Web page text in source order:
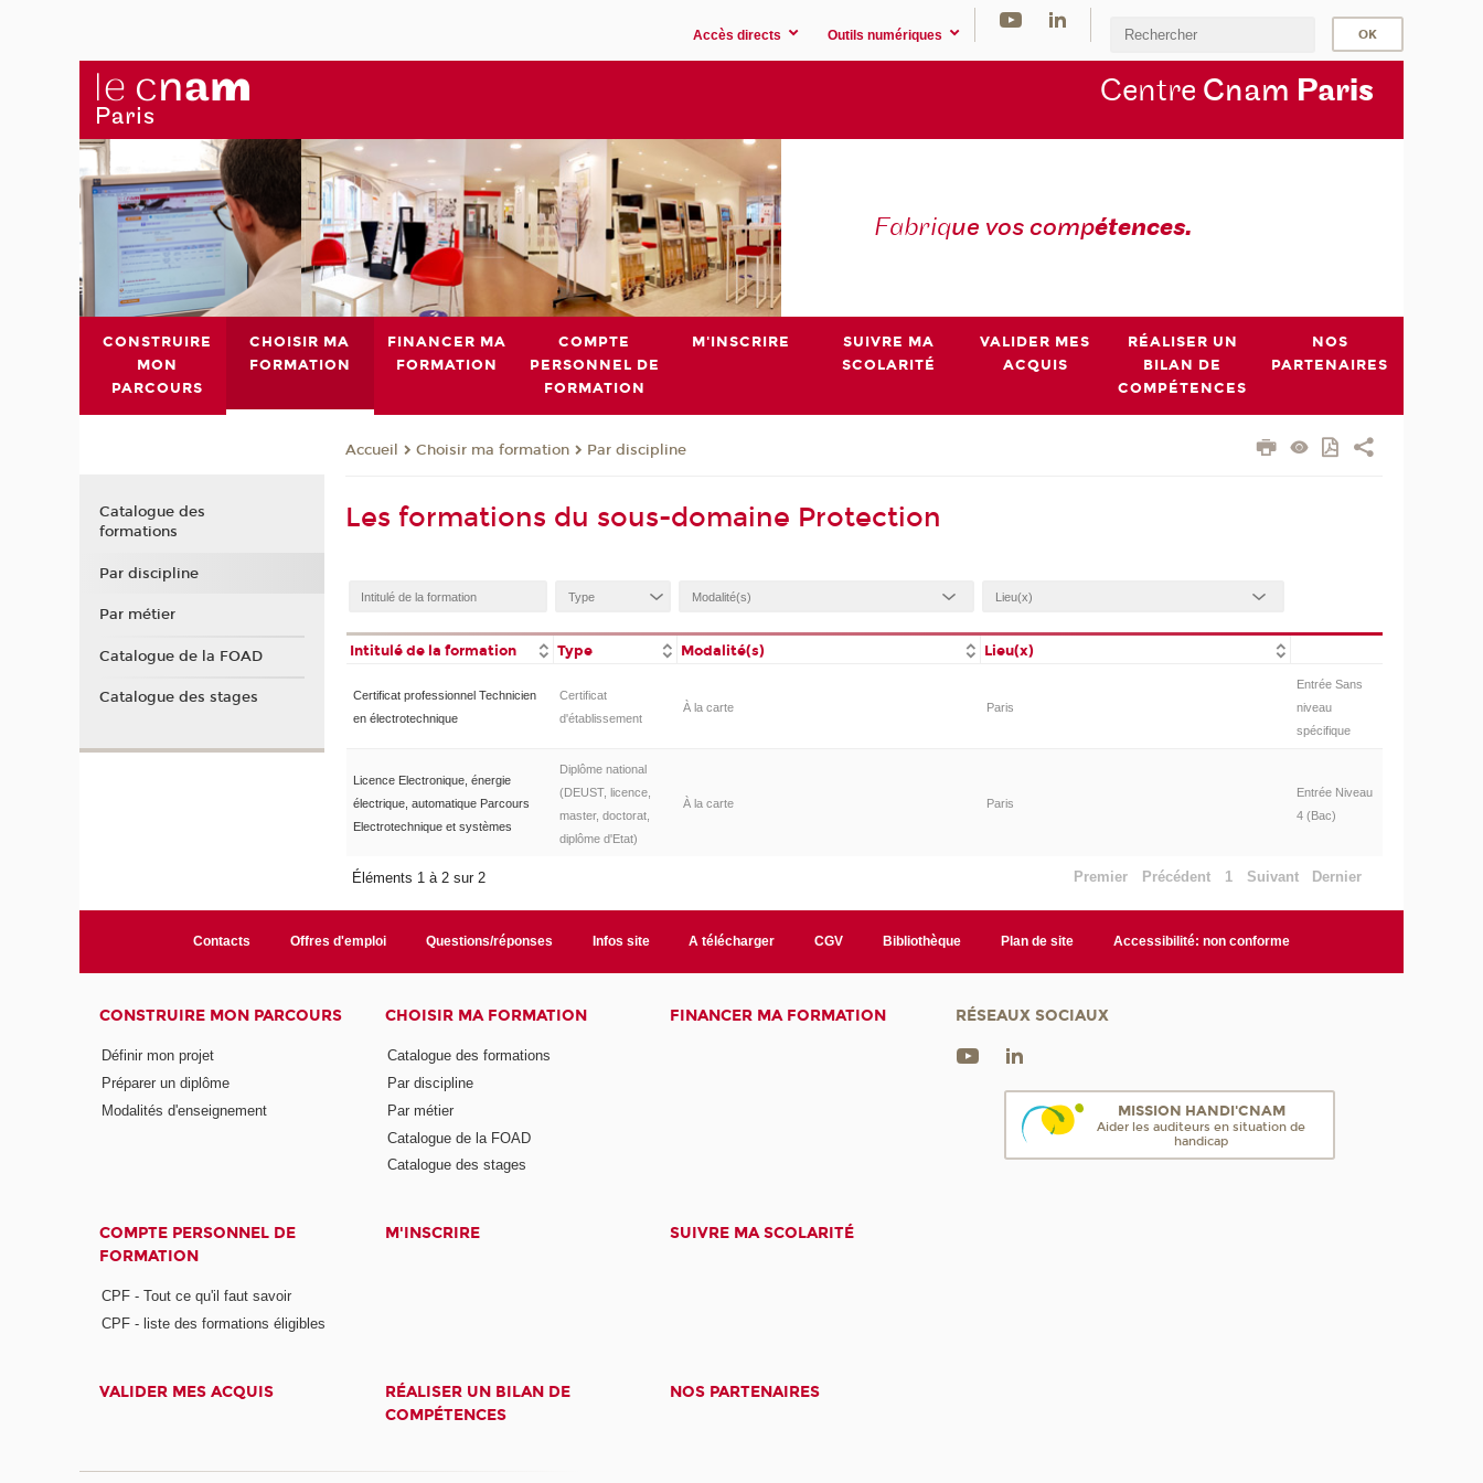
Accès directs Outils numériques
Centre Cnam Paris
Fabrique vos compétences.
CONSTRUIRE
MON
PARCOURS
CHOISIR MA
FORMATION
FINANCER MA
FORMATION
COMPTE
PERSONNEL DE
FORMATION
M'INSCRIRE
SUIVRE MA
SCOLARITÉ
VALIDER MES
ACQUIS
RÉALISER UN
BILAN DE
COMPÉTENCES
NOS
PARTENAIRES
Accueil Choisir ma formation Par discipline
Les formations du sous-domaine Protection
Intitulé de la formation Type Modalité(s) Lieu(x)
Certificat professionnel Technicien
en électrotechnique
Certificat
d'établissement
À la carte Paris
Entrée Sans
niveau
spécifique
Licence Electronique, énergie
électrique, automatique Parcours
Electrotechnique et systèmes
Diplôme national
(DEUST, licence,
master, doctorat,
diplôme d'Etat)
À la carte Paris
Entrée Niveau
4 (Bac)
Éléments 1 à 2 sur 2 Premier Précédent 1 Suivant Dernier
Catalogue des
formations
Par discipline
Par métier
Catalogue de la FOAD
Catalogue des stages
Contacts Offres d'emploi Questions/réponses Infos site A télécharger CGV Bibliothèque Plan de site Accessibilité: non conforme
CONSTRUIRE MON PARCOURS
Définir mon projet
Préparer un diplôme
Modalités d'enseignement
CHOISIR MA FORMATION
Catalogue des formations
Par discipline
Par métier
Catalogue de la FOAD
Catalogue des stages
FINANCER MA FORMATION
COMPTE PERSONNEL DE
FORMATION
CPF - Tout ce qu'il faut savoir
CPF - liste des formations éligibles
M'INSCRIRE SUIVRE MA SCOLARITÉ
VALIDER MES ACQUIS
RÉALISER UN BILAN DE
COMPÉTENCES
NOS PARTENAIRES
RÉSEAUX SOCIAUX
MISSION HANDI'CNAM
Aider les auditeurs en situation de
handicap